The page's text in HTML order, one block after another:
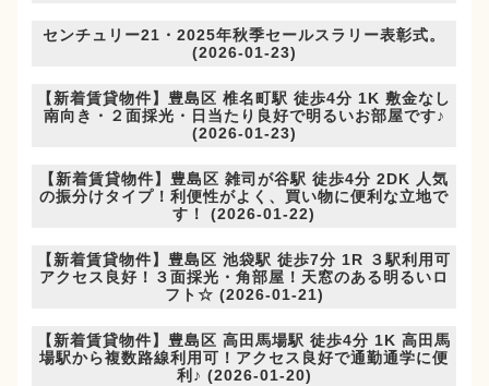
センチュリー21・2025年秋季セールスラリー表彰式。
(2026-01-23)
【新着賃貸物件】豊島区 椎名町駅 徒歩4分 1K 敷金なし
南向き・２面採光・日当たり良好で明るいお部屋です♪
(2026-01-23)
【新着賃貸物件】豊島区 雑司が谷駅 徒歩4分 2DK 人気
の振分けタイプ！利便性がよく、買い物に便利な立地で
す！ (2026-01-22)
【新着賃貸物件】豊島区 池袋駅 徒歩7分 1R ３駅利用可
アクセス良好！３面採光・角部屋！天窓のある明るいロ
フト☆ (2026-01-21)
【新着賃貸物件】豊島区 高田馬場駅 徒歩4分 1K 高田馬
場駅から複数路線利用可！アクセス良好で通勤通学に便
利♪ (2026-01-20)